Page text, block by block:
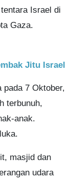
Israel di
Gaza.
Jitu Israel
pada 7 Oktober,
terbunuh,
anak.
masjid dan
udara